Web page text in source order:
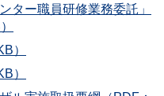
ター職員研修業務委託」
）
）